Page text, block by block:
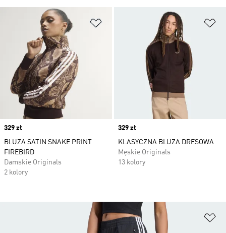
Dodaj do listy życzeń
Price
329 zł
BLUZA SATIN SNAKE PRINT
FIREBIRD
Damskie Originals
2 kolory
Price
329 zł
KLASYCZNA BLUZA DRESOWA
Męskie Originals
13 kolory